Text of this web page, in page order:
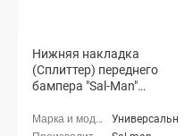
Нижняя накладка
(Сплиттер) переднего
бампера "Sal-Man"
Универсальные